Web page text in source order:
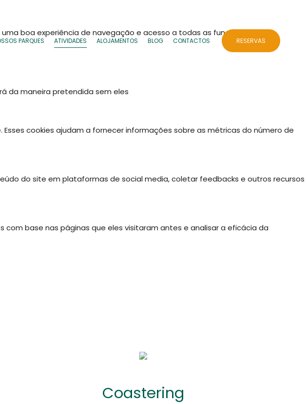
boa experiência de navegação e acesso a todas as funcionalidades.
da maneira pretendida sem eles
cookies ajudam a fornecer informações sobre as métricas do número de
do site em plataformas de social media, coletar feedbacks e outros recursos
base nas páginas que eles visitaram antes e analisar a eficácia da
PARQUES ATIVIDADES ALOJAMENTOS BLOG CONTACTOS RESERVAS
Coastering